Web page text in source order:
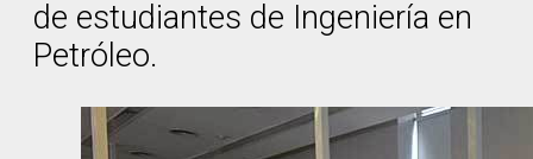
de estudiantes de Ingeniería en
Petróleo.